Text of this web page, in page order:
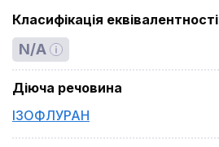
Класифікація еквівалентності
N/A
Діюча речовина
ІЗОФЛУРАН